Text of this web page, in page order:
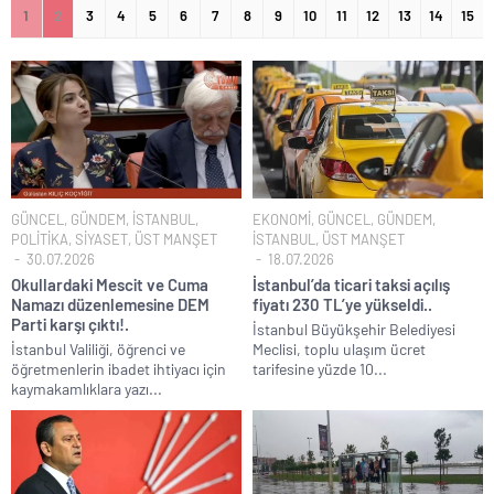
Türkiye’nin ilk kadın hava kuvvetleri paşası hayırlı olsun..
CHP’li Erdal Beşikçioğlu’nun uyuşturucu testi pozitif çıktı!.
Bay Kemal gibi şimdiden “İktidar Olamazsam İstifa Ederim” gazları
vermeye başladı!.
Brent petrol çakıldı!.
Rüşvet ve yolsuzluktan tutuklanan CHP’li Erdal Beşikçioğlu
görevden uzaklaştırıldı!.
İngilizler 12. adamları Özgür Özel’i hazırlama telâşına düştü!.
Uğur Mumcu dosyası 33 yıl sonra yeniden açılıyor..
CHP Lideri Kılıçdaoğlu’ndan Terörsüz Türkiye sürecine destek
açıklaması..
Denize döktüğümüz(!) Yunanların ekonomisini şaha kaldırdık!.
TÜİK sipariş enflasyon oranlarını açıkladı!.
1 2 3 4 5 6 7 8 9 10 11 12 13 14 15
GÜNCEL , GÜNDEM, İSTANBUL ,
POLİTİKA, SİYASET, ÜST MANŞET
30.07.2026
Okullardaki Mescit ve Cuma
Namazı düzenlemesine DEM
Parti karşı çıktı!.
İstanbul Valiliği, öğrenci ve
öğretmenlerin ibadet ihtiyacı için
kaymakamlıklara yazı...
EKONOMİ, GÜNCEL , GÜNDEM,
İSTANBUL , ÜST MANŞET
18.07.2026
İstanbul’da ticari taksi açılış
fiyatı 230 TL’ye yükseldi..
İstanbul Büyükşehir Belediyesi
Meclisi, toplu ulaşım ücret
tarifesine yüzde 10...